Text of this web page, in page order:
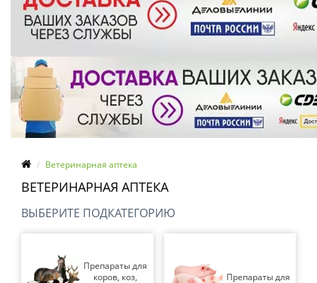
Ветеринарная аптека
ВЕТЕРИНАРНАЯ АПТЕКА
ВЫБЕРИТЕ ПОДКАТЕГОРИЮ
Препараты для
коров, коз,
Препараты для